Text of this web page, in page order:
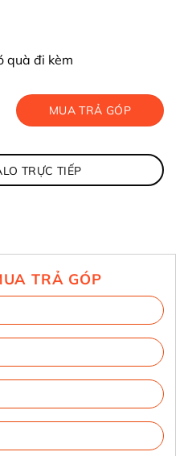
quà đi kèm
MUA TRẢ GÓP
TRỰC TIẾP
TRẢ GÓP